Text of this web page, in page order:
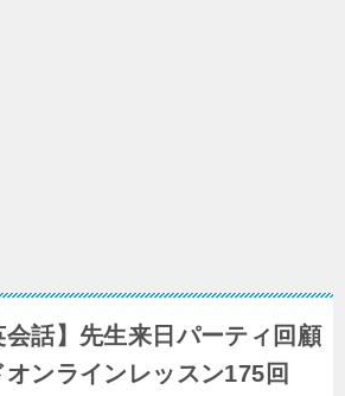
会話】先生来日パーティ回顧
オンラインレッスン175回